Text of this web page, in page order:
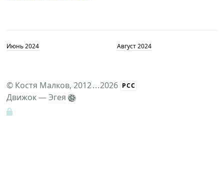
Июнь 2024 Август 2024
© Костя Малков, 2012...2026 РСС
Движок —Эгея